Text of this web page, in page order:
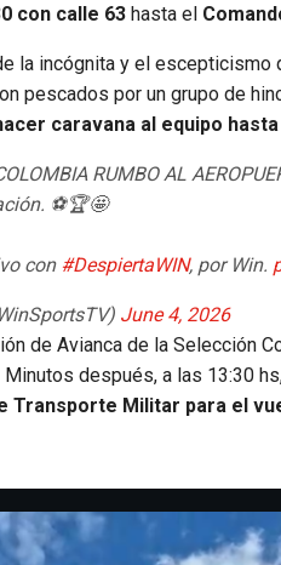
con calle 63 hasta el
la incógnita y el escepticismo
pescados por un grupo de
caravana al equipo
RUMBO AL
⚽🏆🤩
con #DespiertaWIN, por Win.
June 4, 2026
de Avianca de la Selección
Minutos después, a las 13:30
Transporte Militar para el